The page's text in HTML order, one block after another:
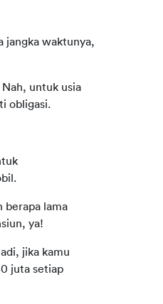
jangka waktunya,
untuk usia
obligasi.
berapa lama
ya!
jika kamu
juta setiap